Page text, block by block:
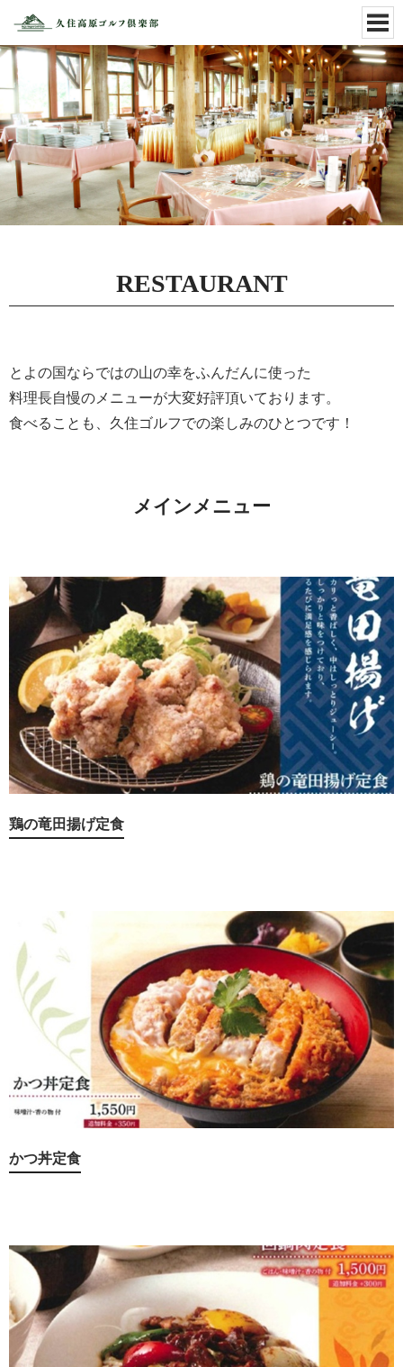
RESTAURANT
とよの国ならではの山の幸をふんだんに使った
料理長自慢のメニューが大変好評頂いております。
食べることも、久住ゴルフでの楽しみのひとつです！
メインメニュー
鶏の竜田揚げ定食
かつ丼定食